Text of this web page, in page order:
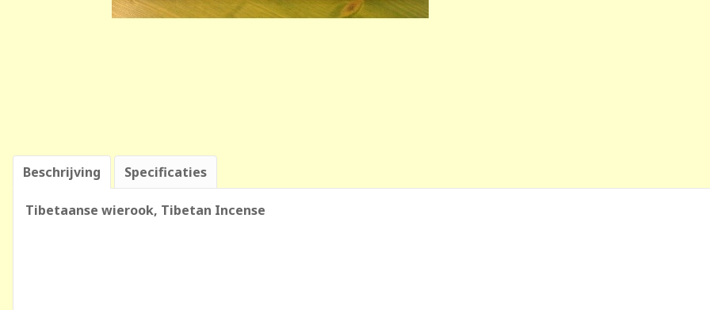
Beschrijving Specificaties
Tibetaanse wierook, Tibetan Incense